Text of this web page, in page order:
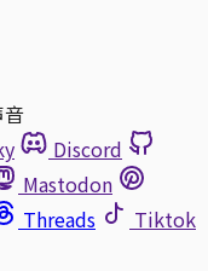
Discord
Mastodon
Threads
Tiktok